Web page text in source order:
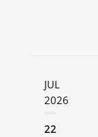
JUL
2026
22